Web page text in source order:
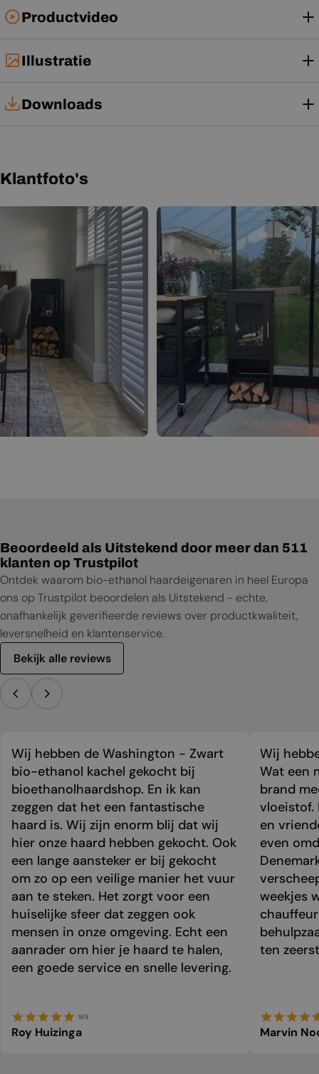
Productvideo
Illustratie
Downloads
Gebruikershandleiding
Productblad
Klantfoto's
Beoordeeld als Uitstekend door meer dan 511
klanten op Trustpilot
Ontdek waarom bio-ethanol haardeigenaren in heel Europa
ons op Trustpilot beoordelen als Uitstekend - echte,
onafhankelijk geverifieerde reviews over productkwaliteit,
leversnelheid en klantenservice.
Bekijk alle reviews
Wij hebben de Washington - Zwart
bio-ethanol kachel gekocht bij
bioethanolhaardshop. En ik kan
zeggen dat het een fantastische
haard is. Wij zijn enorm blij dat wij
hier onze haard hebben gekocht. Ook
een lange aansteker er bij gekocht
om zo op een veilige manier het vuur
aan te steken. Het zorgt voor een
huiselijke sfeer dat zeggen ook
mensen in onze omgeving. Echt een
aanrader om hier je haard te halen,
een goede service en snelle levering.
5/5
Roy Huizinga
Wij
Wat een
brand
vloeistof.
en
even
weekjes
ten
Marvin